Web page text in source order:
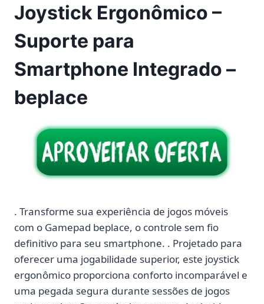
Joystick Ergonômico –
Suporte para
Smartphone Integrado –
beplace
. Transforme sua experiência de jogos móveis
com o Gamepad beplace, o controle sem fio
definitivo para seu smartphone. . Projetado para
oferecer uma jogabilidade superior, este joystick
ergonômico proporciona conforto incomparável e
uma pegada segura durante sessões de jogos